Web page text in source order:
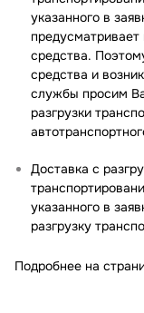
указанного в
средства.
средства и
службы просим
разгрузки
Доставка с
указанного в
разгрузку
Подробнее на